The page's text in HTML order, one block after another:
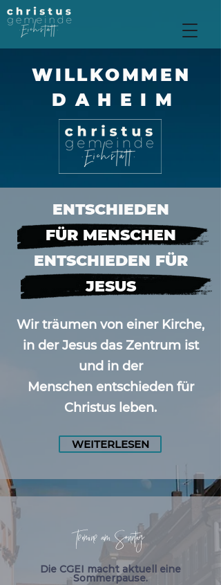
WILLKOMMEN
DAHEIM
ENTSCHIEDEN
FÜR MENSCHEN
ENTSCHIEDEN FÜR
JESUS
Wir träumen von einer Kirche,
in der Jesus das Zentrum ist
und in der
Menschen entschieden für
Christus leben.
WEITERLESEN
Termine am Sonntag
Die CGEI macht aktuell eine
Sommerpause.